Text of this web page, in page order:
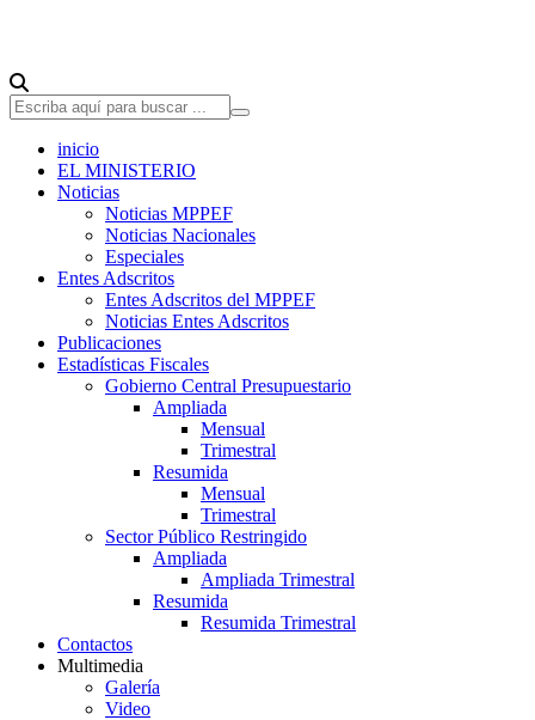
inicio
EL MINISTERIO
Noticias
Noticias MPPEF
Noticias Nacionales
Especiales
Entes Adscritos
Entes Adscritos del MPPEF
Noticias Entes Adscritos
Publicaciones
Estadísticas Fiscales
Gobierno Central Presupuestario
Ampliada
Mensual
Trimestral
Resumida
Mensual
Trimestral
Sector Público Restringido
Ampliada
Ampliada Trimestral
Resumida
Resumida Trimestral
Contactos
Multimedia
Galería
Video